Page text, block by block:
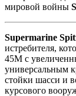
мировой войны
Supermarine
истребителя,
45M с
универсальным
стойки шасси и
курсового